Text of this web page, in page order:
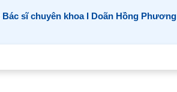
Bác sĩ chuyên khoa I Doãn Hồng Phương